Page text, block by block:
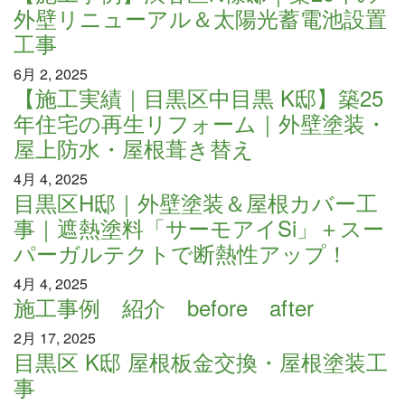
外壁リニューアル＆太陽光蓄電池設置
工事
6月 2, 2025
【施工実績｜目黒区中目黒 K邸】築25
年住宅の再生リフォーム｜外壁塗装・
屋上防水・屋根葺き替え
4月 4, 2025
目黒区H邸｜外壁塗装＆屋根カバー工
事｜遮熱塗料「サーモアイSi」＋スー
パーガルテクトで断熱性アップ！
4月 4, 2025
施工事例 紹介 before after
2月 17, 2025
目黒区 K邸 屋根板金交換・屋根塗装工
事